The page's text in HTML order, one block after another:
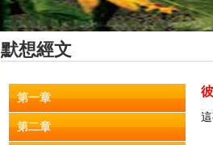
默想經文
第一章
第二章